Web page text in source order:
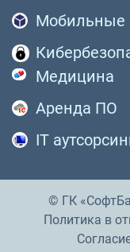
Мобильные
Медицина
Аренда ПО
IT
© ГК
Политика в